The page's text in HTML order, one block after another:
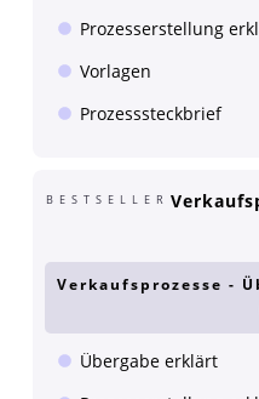
Prozesserstellung
Vorlagen
Prozesssteckbrief
BESTSELLER
Verkaufsprozesse -
Übergabe erklärt